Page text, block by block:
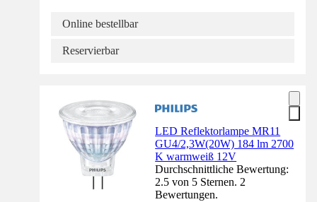
Online bestellbar
Reservierbar
LED Reflektorlampe MR11
GU4/2,3W(20W) 184 lm 2700
K warmweiß 12V
Durchschnittliche Bewertung:
2.5 von 5 Sternen. 2
Bewertungen.